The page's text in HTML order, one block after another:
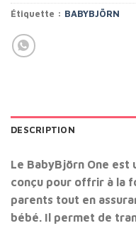
Étiquette : BABYBJÖRN
DESCRIPTION
Le BabyBjörn One
conçu pour offrir à la
parents tout en
bébé. Il permet de